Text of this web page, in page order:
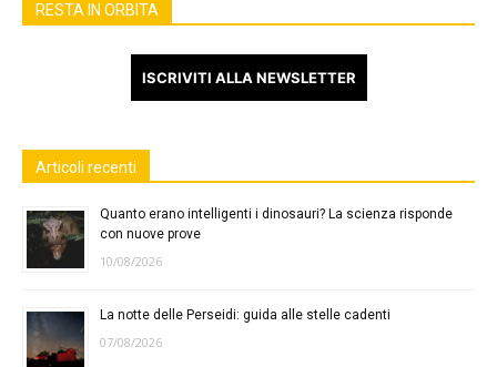
RESTA IN ORBITA
ISCRIVITI ALLA NEWSLETTER
Articoli recenti
Quanto erano intelligenti i dinosauri? La scienza risponde
con nuove prove
10/08/2026
La notte delle Perseidi: guida alle stelle cadenti
07/08/2026